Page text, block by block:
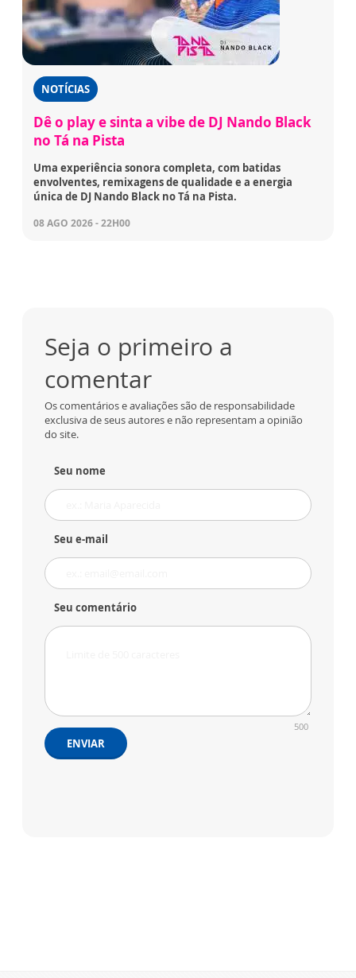
NOTÍCIAS
Dê o play e sinta a vibe de DJ Nando Black
no Tá na Pista
Uma experiência sonora completa, com batidas
envolventes, remixagens de qualidade e a energia
única de DJ Nando Black no Tá na Pista.
08 AGO 2026 - 22H00
Seja o primeiro a
comentar
Os comentários e avaliações são de responsabilidade
exclusiva de seus autores e não representam a opinião
do site.
Seu nome
Seu e-mail
Seu comentário
500
ENVIAR